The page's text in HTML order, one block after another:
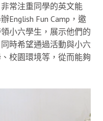
常注重同學的英文能
English Fun Camp，邀
小六學生，展示他們的
時希望通過活動與小六
校園環境等，從而能夠